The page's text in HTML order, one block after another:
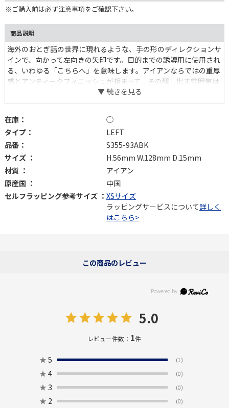
※ご購入前は必ず注意事項をご確認下さい。
商品説明
海外のおとぎ話の世界に現れるような、手の形のディレクションサ
インで、向かって左向きの矢印です。目的までの誘導用に使用され
る、いわゆる「こちらへ」を意味します。アイアンならではの重厚
感とアンティークフィニッシュが相まって、その醸し出す雰囲気は
本格的。不思議な世界へと誘われそう。
在庫：
◯
タイプ：
LEFT
品番：
S355-93ABK
サイズ ：
H.56mm W.128mm D.15mm
材質 ：
アイアン
原産国 ：
中国
セルフラッピング参考サイズ ： XSサイズ
ラッピングサービスについて詳しく
はこちら>
この商品のレビュー
5.0
レビュー件数： 1件
★ 5 (1)
★ 4 (0)
★ 3 (0)
★ 2 (0)